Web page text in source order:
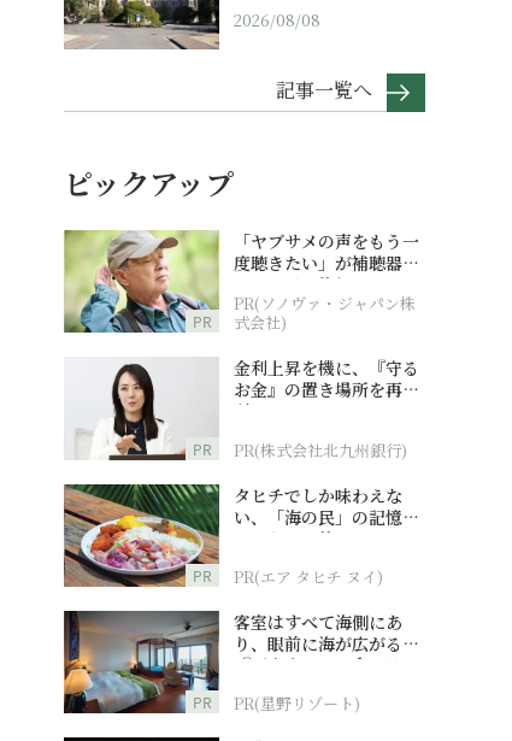
2026/08/08
記事一覧へ
ピックアップ
PR
「ヤブサメの声をもう一
度聴きたい」が補聴器チ
ャレンジの後押しに
PR(ソノヴァ・ジャパン株
式会社)
PR
金利上昇を機に、『守る
お金』の置き場所を再検
討
PR(株式会社北九州銀行)
PR
タヒチでしか味わえな
い、「海の民」の記憶へ
とつながる旅
PR(エア タヒチ ヌイ)
PR
客室はすべて海側にあ
り、眼前に海が広がる
『西表島ホテル by 星野
PR(星野リゾート)